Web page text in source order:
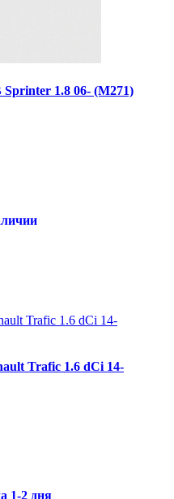
1.8 06- (M271)
Trafic 1.6 dCi 14-
1-2 дня